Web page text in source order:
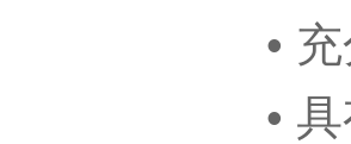
• 充分
• 具有